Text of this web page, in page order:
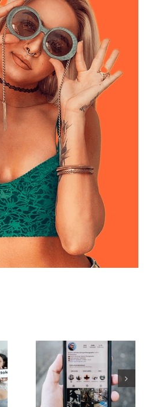
As 3
principais
plataformas
para
agendar